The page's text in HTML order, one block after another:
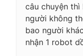
câu chuyện
người không
bao người
nhận 1 robot